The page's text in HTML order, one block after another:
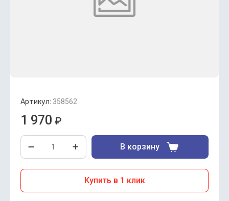
Артикул: 358562
1 970 ₽
В корзину
Купить в 1 клик